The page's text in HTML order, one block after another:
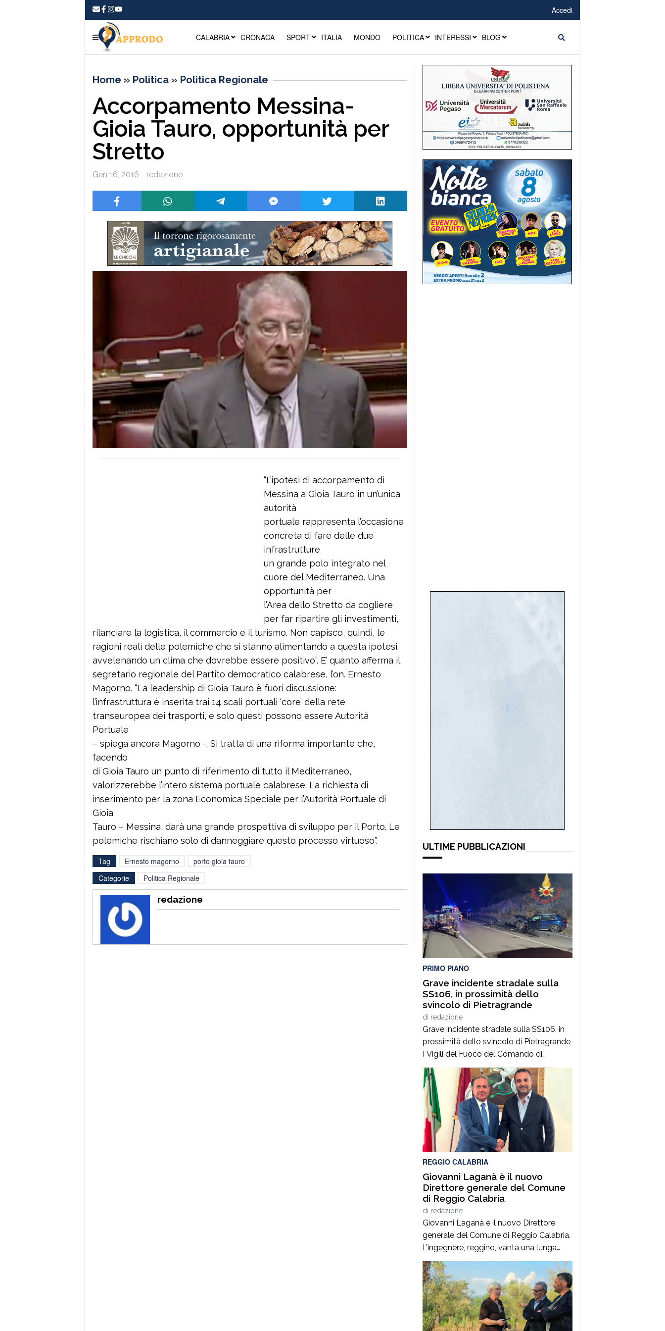
Accedi
CALABRIA CRONACA SPORT ITALIA MONDO POLITICA INTERESSI BLOG
Home » Politica » Politica Regionale
Accorpamento Messina-
Gioia Tauro, opportunità per
Stretto
Gen 16, 2016 - redazione
“L’ipotesi di accorpamento di
Messina a Gioia Tauro in un’unica
autorità
portuale rappresenta l’occasione
concreta di fare delle due
infrastrutture
un grande polo integrato nel
cuore del Mediterraneo. Una
opportunità per
l’Area dello Stretto da cogliere
per far ripartire gli investimenti,
rilanciare la logistica, il commercio e il turismo. Non capisco, quindi, le
ragioni reali delle polemiche che si stanno alimentando a questa ipotesi
avvelenando un clima che dovrebbe essere positivo”. E’ quanto afferma il
segretario regionale del Partito democratico calabrese, l’on. Ernesto
Magorno. “La leadership di Gioia Tauro è fuori discussione:
l’infrastruttura è inserita trai 14 scali portuali ‘core’ della rete
transeuropea dei trasporti, e solo questi possono essere Autorità
Portuale
– spiega ancora Magorno -. Si tratta di una riforma importante che,
facendo
di Gioia Tauro un punto di riferimento di tutto il Mediterraneo,
valorizzerebbe l’intero sistema portuale calabrese. La richiesta di
inserimento per la zona Economica Speciale per l’Autorità Portuale di
Gioia
Tauro – Messina, darà una grande prospettiva di sviluppo per il Porto. Le
polemiche rischiano solo di danneggiare questo processo virtuoso”.
Tag Ernesto magorno
porto gioia tauro
Categorie
Politica Regionale
redazione
ULTIME PUBBLICAZIONI
PRIMO PIANO
Grave incidente stradale sulla
SS106, in prossimità dello
svincolo di Pietragrande
di redazione
Grave incidente stradale sulla SS106, in
prossimità dello svincolo di Pietragrande
I Vigili del Fuoco del Comando di
Catanzaro, Distaccamento di Soverato,
sono intervenuti sulla SS106, in
prossimità dello svincolo per la località
Pietragrande, per un grave incidente
stradale che ha coinvolto una Fiat
Panda, un’Audi e una motocicletta.Nel
sinistro ha perso la vita il […]
REGGIO CALABRIA
Giovanni Laganà è il nuovo
Direttore generale del Comune
di Reggio Calabria
di redazione
Giovanni Laganà è il nuovo Direttore
generale del Comune di Reggio Calabria.
L’ingegnere, reggino, vanta una lunga
esperienza ai vertici della pubblica
amministrazione e della gestione delle
infrastrutture in Calabria ed in Sicilia. È
stato Vice Direttore regionale Anas
Sicilia, Capo Compartimento Anas
Calabria, Direttore generale della